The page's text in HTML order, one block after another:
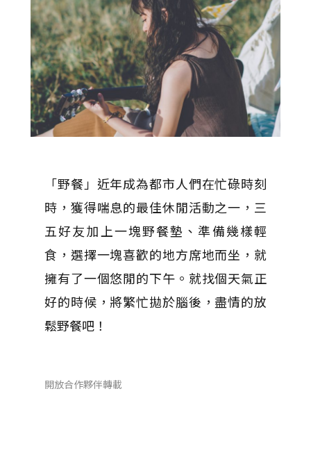
「野餐」近年成為都市人們在忙碌時刻
時，獲得喘息的最佳休閒活動之一，三
五好友加上一塊野餐墊、準備幾樣輕
食，選擇一塊喜歡的地方席地而坐，就
擁有了一個悠閒的下午。就找個天氣正
好的時候，將繁忙拋於腦後，盡情的放
鬆野餐吧！
開放合作夥伴轉載